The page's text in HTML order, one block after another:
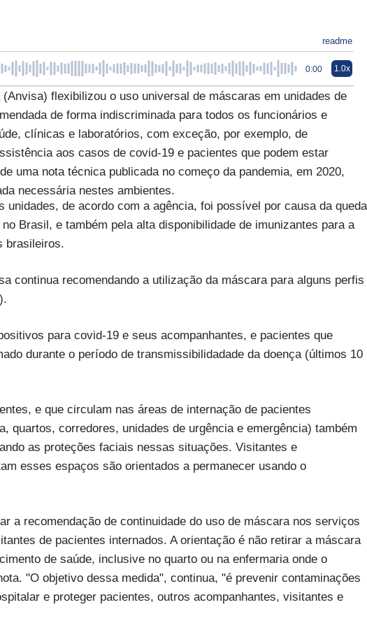
readme
0:00 1.0x
flexibilizou o uso universal de máscaras em unidades de
de forma indiscriminada para todos os funcionários e
clínicas e laboratórios, com exceção, por exemplo, de
aos casos de covid-19 e pacientes que podem estar
uma nota técnica publicada no começo da pandemia, em 2020,
necessária nestes ambientes.
unidades, de acordo com a agência, foi possível por causa da queda
Brasil, e também pela alta disponibilidade de imunizantes para a
brasileiros.
continua recomendando a utilização da máscara para alguns perfis
para covid-19 e seus acompanhantes, e pacientes que
durante o período de transmissibilidadade da doença (últimos 10
e que circulam nas áreas de internação de pacientes
quartos, corredores, unidades de urgência e emergência) também
as proteções faciais nessas situações. Visitantes e
esses espaços são orientados a permanecer usando o
a recomendação de continuidade do uso de máscara nos serviços
de pacientes internados. A orientação é não retirar a máscara
de saúde, inclusive no quarto ou na enfermaria onde o
"O objetivo dessa medida", continua, "é prevenir contaminações
e proteger pacientes, outros acompanhantes, visitantes e